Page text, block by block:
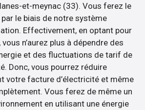
et-meynac (33). Vous ferez le
le biais de notre système
Effectivement, en optant pour
n’aurez plus à dépendre des
et des fluctuations de tarif de
Donc, vous pourrez réduire
votre facture d’électricité et même
Vous ferez de même un
en utilisant une énergie